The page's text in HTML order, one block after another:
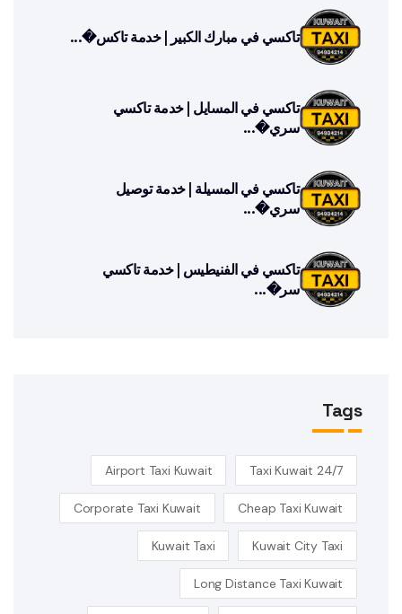
تاكسي في مبارك الكبير | خدمة تاكس�...
تاكسي في المسايل | خدمة تاكسي
سري�...
تاكسي في المسيلة | خدمة توصيل
سري�...
تاكسي في الفنيطيس | خدمة تاكسي
سر�...
Tags
24/7 Taxi Kuwait
Airport Taxi Kuwait
Cheap Taxi Kuwait
Corporate Taxi Kuwait
Kuwait City Taxi
Kuwait Taxi
Long Distance Taxi Kuwait